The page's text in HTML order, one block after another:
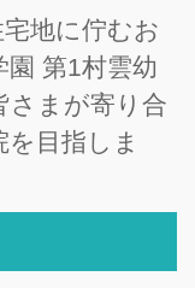
地に佇むお
第1村雲幼
さまが寄り合
目指しま